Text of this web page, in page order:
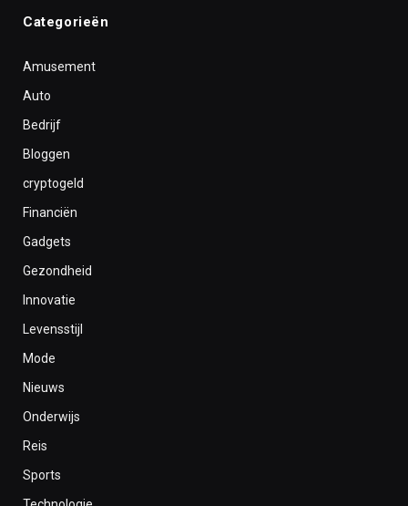
Categorieën
Amusement
Auto
Bedrijf
Bloggen
cryptogeld
Financiën
Gadgets
Gezondheid
Innovatie
Levensstijl
Mode
Nieuws
Onderwijs
Reis
Sports